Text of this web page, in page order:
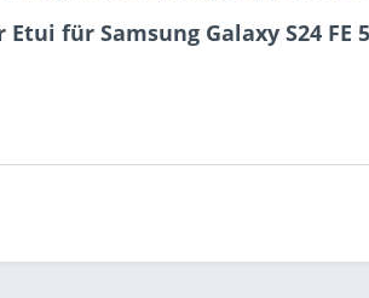
für Samsung Galaxy S24 FE